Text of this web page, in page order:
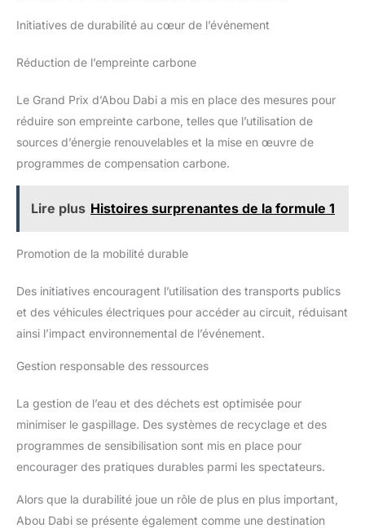
Initiatives de durabilité au cœur de l’événement
Réduction de l’empreinte carbone
Le Grand Prix d’Abou Dabi a mis en place des mesures pour
réduire son empreinte carbone, telles que l’utilisation de
sources d’énergie renouvelables et la mise en œuvre de
programmes de compensation carbone.
Lire plus Histoires surprenantes de la formule 1
Promotion de la mobilité durable
Des initiatives encouragent l’utilisation des transports publics
et des véhicules électriques pour accéder au circuit, réduisant
ainsi l’impact environnemental de l’événement.
Gestion responsable des ressources
La gestion de l’eau et des déchets est optimisée pour
minimiser le gaspillage. Des systèmes de recyclage et des
programmes de sensibilisation sont mis en place pour
encourager des pratiques durables parmi les spectateurs.
Alors que la durabilité joue un rôle de plus en plus important,
Abou Dabi se présente également comme une destination